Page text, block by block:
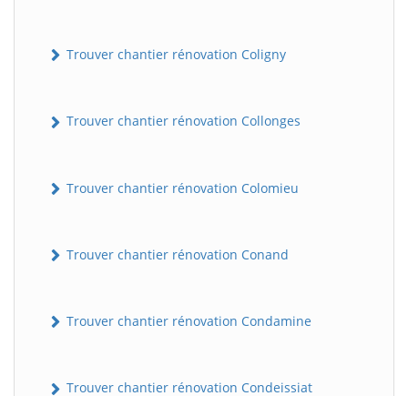
Trouver chantier rénovation Coligny
Trouver chantier rénovation Collonges
Trouver chantier rénovation Colomieu
Trouver chantier rénovation Conand
Trouver chantier rénovation Condamine
Trouver chantier rénovation Condeissiat
BatiWebPro